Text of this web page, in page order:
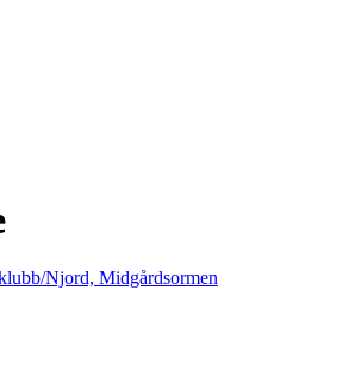
Njord, Midgårdsormen